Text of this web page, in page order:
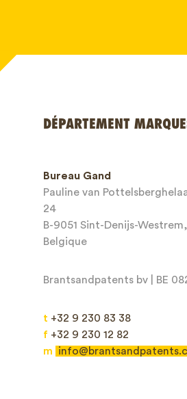
DÉPARTEMENT
Bureau Gand
Pauline van
24
B-9051 Sint-Denijs-Westrem,
Belgique
Brantsandpatents bv | BE
t +32 9 230 83 38
f +32 9 230 12 82
m